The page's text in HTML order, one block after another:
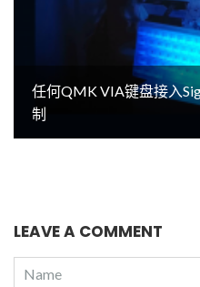
任何QMK VIA键盘接入
制
LEAVE A COMMENT